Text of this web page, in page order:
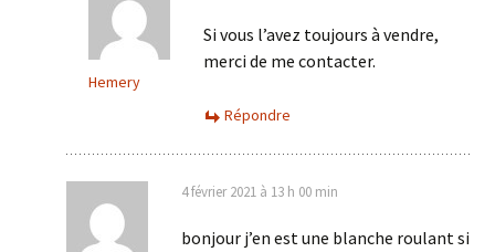
Hemery
Si vous l’avez toujours à vendre,
merci de me contacter.
Répondre
4 février 2021 à 13 h 00 min
bonjour j’en est une blanche roulant si